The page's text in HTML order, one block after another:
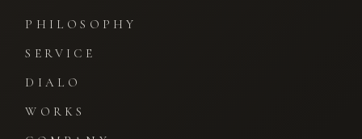
PHILOSOPHY
SERVICE
DIALO
WORKS